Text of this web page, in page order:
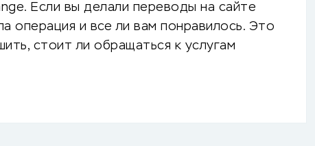
Если вы делали переводы на сайте
операция и все ли вам понравилось. Это
стоит ли обращаться к услугам